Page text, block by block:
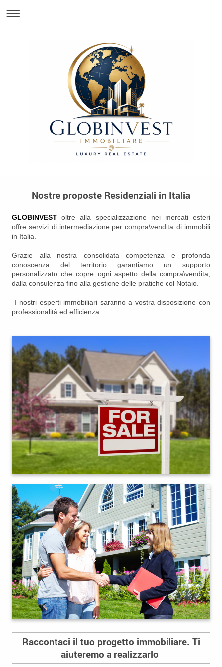
Nostre proposte Residenziali in Italia
GLOBINVEST oltre alla specializzazione nei mercati esteri
offre servizi di intermediazione per compra\vendita di immobili
in Italia.
Grazie alla nostra consolidata competenza e profonda
conoscenza del territorio garantiamo un supporto
personalizzato che copre ogni aspetto della compra\vendita,
dalla consulenza fino alla gestione delle pratiche col Notaio.
I nostri esperti immobiliari saranno a vostra disposizione con
professionalità ed efficienza.
Raccontaci il tuo progetto immobiliare. Ti
aiuteremo a realizzarlo